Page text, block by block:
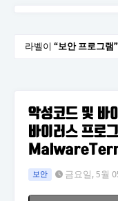
라벨이 보안 프로그램
악성코드 및 바
바이러스 프
보안 금요일, 5월